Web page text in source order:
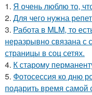
1. Я очень люблю то,
2. Для чего нужна
3. Работа в MLM, то
неразрывно связана с
страницы в соц сетях.
4. К старому
5. Фотосессия ко дню
подарить время самой